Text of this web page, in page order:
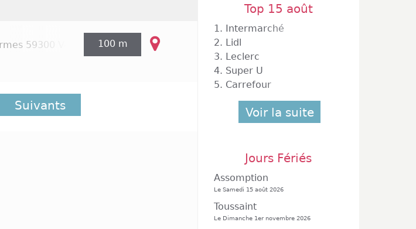
59300 Valenciennes
100 m
Suivants
Top 15 août
1. Intermarché
2. Lidl
3. Leclerc
4. Super U
5. Carrefour
Voir la suite
Jours Fériés
Assomption
Le Samedi 15 août 2026
Toussaint
Le Dimanche 1er novembre 2026